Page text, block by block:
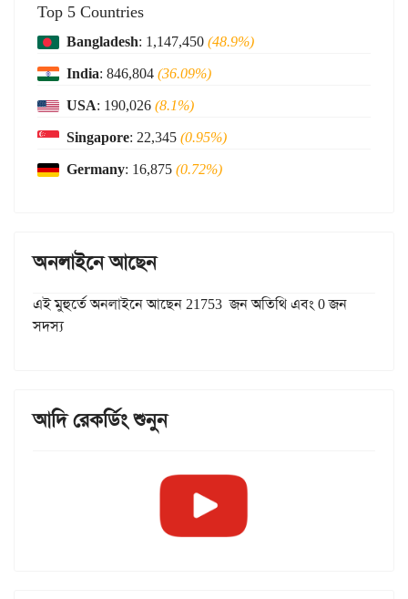
Top 5 Countries
Bangladesh: 1,147,450(48.9%)
India: 846,804(36.09%)
USA: 190,026(8.1%)
Singapore: 22,345(0.95%)
Germany: 16,875(0.72%)
অনলাইনে আছেন
এই মুহুর্তে অনলাইনে আছেন 21753 জন অতিথি এবং 0 জন
সদস্য
আদি রেকর্ডিং শুনুন